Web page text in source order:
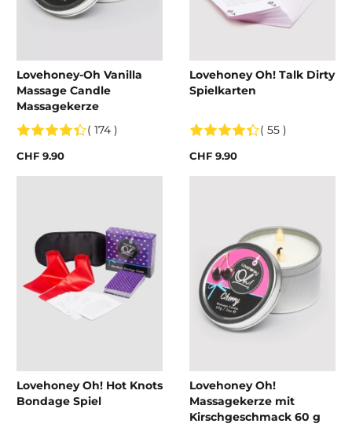
Lovehoney-Oh Vanilla
Massage Candle
Massagekerze
( 174 )
CHF 9.90
Lovehoney Oh! Talk Dirty
Spielkarten
( 55 )
CHF 9.90
Lovehoney Oh! Hot Knots
Bondage Spiel
Lovehoney Oh!
Massagekerze mit
Kirschgeschmack 60 g